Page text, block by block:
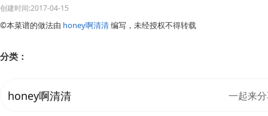
创建时间:2017-04-15
©本菜谱的做法由 honey啊清清编写，未经授权不得转载
分类：
honey啊清清 一起来